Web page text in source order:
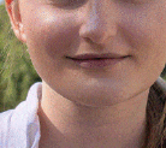
Cronaca 3
Scomparso
Fiorentino
Levane nel
Cronaca 5